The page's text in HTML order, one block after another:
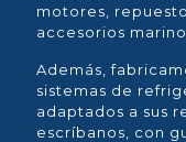
motores,
accesorios
Además,
sistemas de
adaptados a sus
escríbanos, con